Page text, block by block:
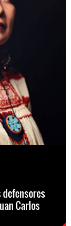
defensores
Carlos